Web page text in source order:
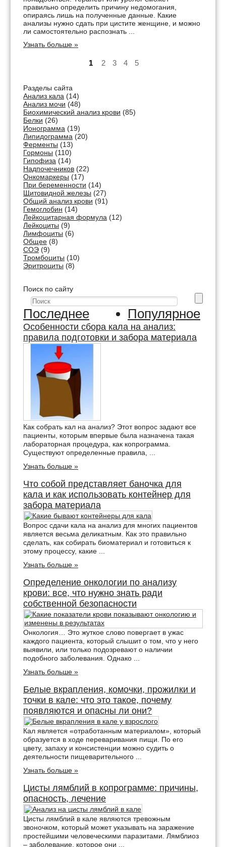
правильно определить причину недомогания,
опираясь лишь на полученные данные. Какие
анализы нужно сдать при цистите женщине, и можно
ли самостоятельно распознать ...
Узнать больше »
1 2 3 4 5
Разделы сайта
Анализ кала (14)
Анализ мочи (48)
Биохимический анализ крови (85)
Белки (26)
Ионограмма (19)
Липидограмма (20)
Ферменты (13)
Гормоны (110)
Гипофиза (14)
Надпочечников (22)
Онкомаркеры (17)
При беременности (14)
Щитовидной железы (27)
Общий анализ крови (91)
Гемоглобин (14)
Лейкоцитарная формула (12)
Лейкоциты (9)
Лимфоциты (6)
Общее (8)
СОЭ (9)
Тромбоциты (10)
Эритроциты (8)
Поиск по сайту
Последнее Популярное
Особенности сбора кала на анализ:
правила подготовки и забора материала
Как собрать кал на анализ? Этот вопрос задают все
пациенты, которым впервые была назначена такая
лабораторная процедура, как копрограмма.
Существуют определенные правила, ...
Узнать больше »
Что собой представляет баночка для
кала и как использовать контейнер для
забора материала
Вопрос сдачи кала на анализ для многих пациентов
является весьма деликатным. Как это правильно
сделать, как собирать биоматериал и готовиться к
этому процессу, какие ...
Узнать больше »
Определение онкологии по анализу
крови: все, что нужно знать ради
собственной безопасности
Онкология… Это жуткое слово повергает в ужас
каждого пациента, который слышит о том, что у него
выявили, или только подозревают о наличии
подобного заболевания. Однако ...
Узнать больше »
Белые вкрапления, комочки, прожилки и
точки в кале: что это такое, почему
появляются и опасны ли они?
Кал является «отработанным материалом», который
образуется в ходе переваривания пищи. По его
цвету, запаху и консистенции можно судить о
деятельности пищеварительного ...
Узнать больше »
Цисты лямблий в копрограмме: причины,
опасность, лечение
Цисты лямблий в кале являются тревожным
звоночком, который может указывать на заражение
простейшими человеческими паразитами. Лямблиоз
– заболевание, которое они ...